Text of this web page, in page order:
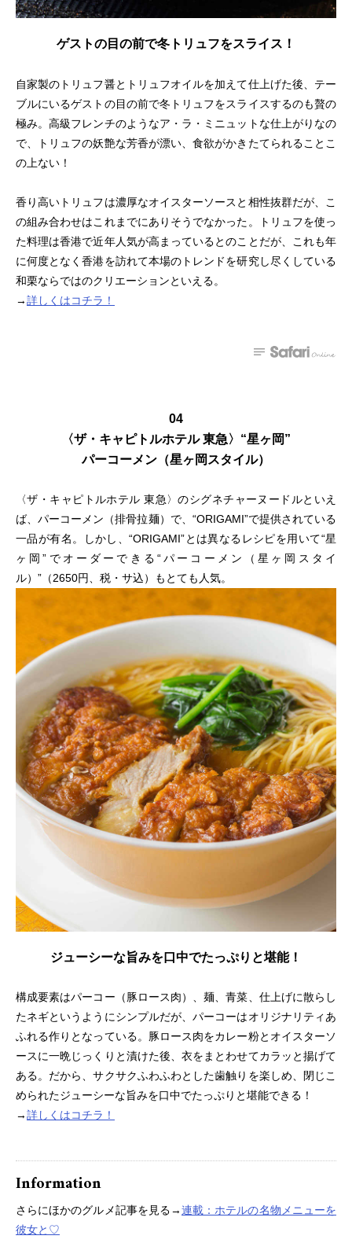
ゲストの目の前で冬トリュフをスライス！
自家製のトリュフ醤とトリュフオイルを加えて仕上げた後、テー
ブルにいるゲストの目の前で冬トリュフをスライスするのも贅の
極み。高級フレンチのようなア・ラ・ミニュットな仕上がりなの
で、トリュフの妖艶な芳香が漂い、食欲がかきたてられることこ
の上ない！
香り高いトリュフは濃厚なオイスターソースと相性抜群だが、こ
の組み合わせはこれまでにありそうでなかった。トリュフを使っ
た料理は香港で近年人気が高まっているとのことだが、これも年
に何度となく香港を訪れて本場のトレンドを研究し尽くしている
和栗ならではのクリエーションといえる。
→詳しくはコチラ！
04
〈ザ・キャピトルホテル 東急〉“星ヶ岡”
パーコーメン（星ヶ岡スタイル）
〈ザ・キャピトルホテル 東急〉のシグネチャーヌードルといえ
ば、パーコーメン（排骨拉麺）で、“ORIGAMI”で提供されている
一品が有名。しかし、“ORIGAMI”とは異なるレシピを用いて“星
ヶ岡”でオーダーできる“パーコーメン（星ヶ岡スタイ
ル）”（2650円、税・サ込）もとても人気。
ジューシーな旨みを口中でたっぷりと堪能！
構成要素はパーコー（豚ロース肉）、麺、青菜、仕上げに散らし
たネギというようにシンプルだが、パーコーはオリジナリティあ
ふれる作りとなっている。豚ロース肉をカレー粉とオイスターソ
ースに一晩じっくりと漬けた後、衣をまとわせてカラッと揚げて
ある。だから、サクサクふわふわとした歯触りを楽しめ、閉じこ
められたジューシーな旨みを口中でたっぷりと堪能できる！
→詳しくはコチラ！
Information
さらにほかのグルメ記事を見る→連載：ホテルの名物メニューを
彼女と♡